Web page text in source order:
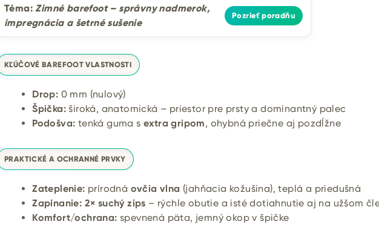
Téma: Zimné barefoot – správny nadmerok,
impregnácia a šetrné sušenie
Pozrieť poradňu
KĽÚČOVÉ BAREFOOT VLASTNOSTI
Drop: 0 mm (nulový)
Špička: široká, anatomická – priestor pre prsty a dominantný palec
Podošva: tenká guma s extra gripom, ohybná priečne aj pozdĺžne
PRAKTICKÉ A OCHRANNÉ PRVKY
Zateplenie: prírodná ovčia vlna (jahňacia kožušina), teplá a priedušná
Zapínanie: 2× suchý zips – rýchle obutie a isté dotiahnutie aj na užšom
Komfort/ochrana: spevnená päta, jemný okop v špičke